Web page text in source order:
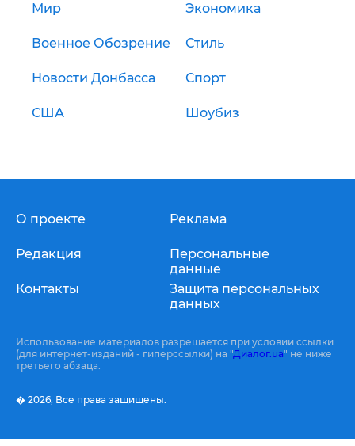
Мир Экономика
Военное Обозрение Стиль
Новости Донбасса Спорт
США Шоубиз
О проекте
Редакция
Контакты
Реклама
Персональные
данные
Защита персональных
данных
Использование материалов разрешается при условии ссылки
(для интернет-изданий - гиперссылки) на "Диалог.ua" не ниже
третьего абзаца.
� 2026, Все права защищены.